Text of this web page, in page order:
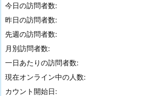
今日の訪問者数:
昨日の訪問者数:
先週の訪問者数:
月別訪問者数:
一日あたりの訪問者数:
現在オンライン中の人数:
カウント開始日: